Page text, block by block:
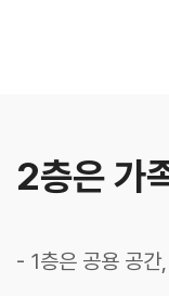
2층은 가
- 1층은 공용 공간